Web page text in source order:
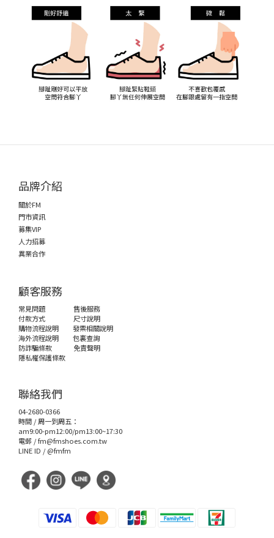
品牌介紹
關於FM
門市資訊
募集VIP
人力招募
異業合作
顧客服務
常見問題
售後服務
付款方式
尺寸說明
購物流程說明
發票相關說明
海外流程說明
包裏查詢
防詐騙條款
免責聲明
隱私權保護條款
聯絡我們
04-2680-0366
時間 / 周一到周五：
am9:00-pm12:00/pm13:00~17:30
電郵 /fm@fmshoes.com.tw
LINE ID / @fmfm